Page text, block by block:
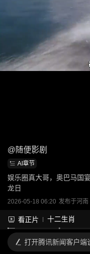
@随便影剧
AI章节
娱乐圈真大哥，奥巴马国
龙日
2026-05-18 06:20 发布于河南
看正片 十二生肖
打开腾讯新闻客户端